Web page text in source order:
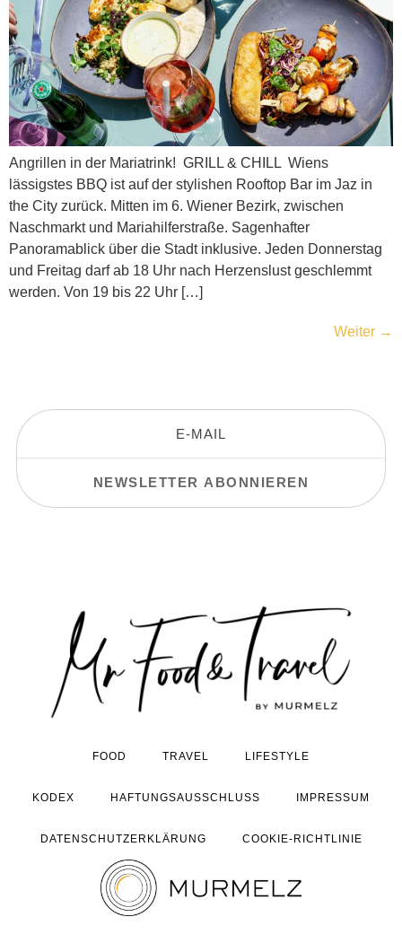
Angrillen in der Mariatrink! GRILL & CHILL  Wiens
lässigstes BBQ ist auf der stylishen Rooftop Bar im Jaz in
the City zurück. Mitten im 6. Wiener Bezirk, zwischen
Naschmarkt und Mariahilferstraße. Sagenhafter
Panoramablick über die Stadt inklusive. Jeden Donnerstag
und Freitag darf ab 18 Uhr nach Herzenslust geschlemmt
werden. Von 19 bis 22 Uhr […]
Weiter →
FOOD TRAVEL LIFESTYLE
KODEX HAFTUNGSAUSSCHLUSS IMPRESSUM
DATENSCHUTZERKLÄRUNG COOKIE-RICHTLINIE